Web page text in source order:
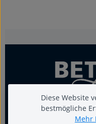
Diese Website
bestmögliche
Mehr